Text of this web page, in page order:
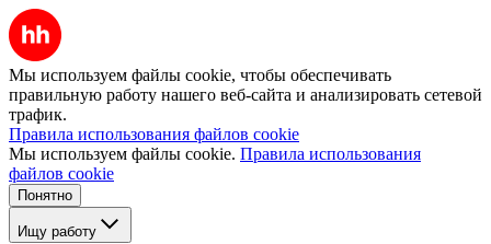
Мы используем файлы cookie, чтобы обеспечивать
правильную работу нашего веб-сайта и анализировать сетевой
трафик.
Правила использования файлов cookie
Мы используем файлы cookie. Правила использования
файлов cookie
Понятно
Ищу работу